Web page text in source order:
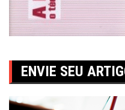
ENVIE SEU